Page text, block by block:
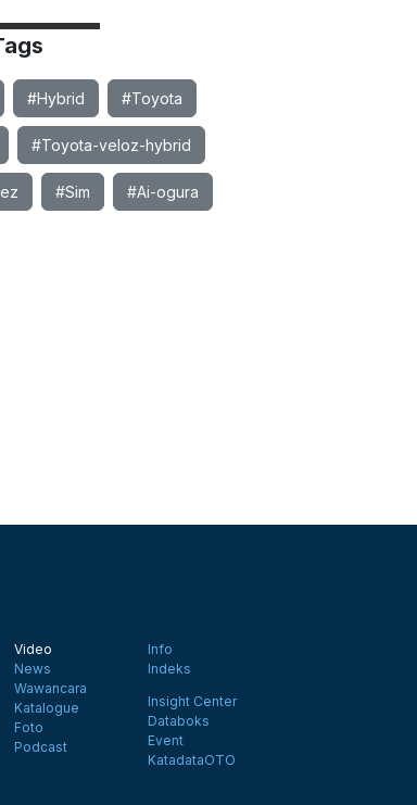
#Hybrid #Toyota
#Toyota-veloz-hybrid
#Sim #Ai-ogura
Video
News
Wawancara
Katalogue
Foto
Podcast
Info
Indeks
Insight Center
Databoks
Event
KatadataOTO